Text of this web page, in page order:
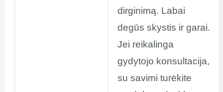
dirginimą. Labai
degūs skystis ir garai.
Jei reikalinga
gydytojo konsultacija,
su savimi turėkite